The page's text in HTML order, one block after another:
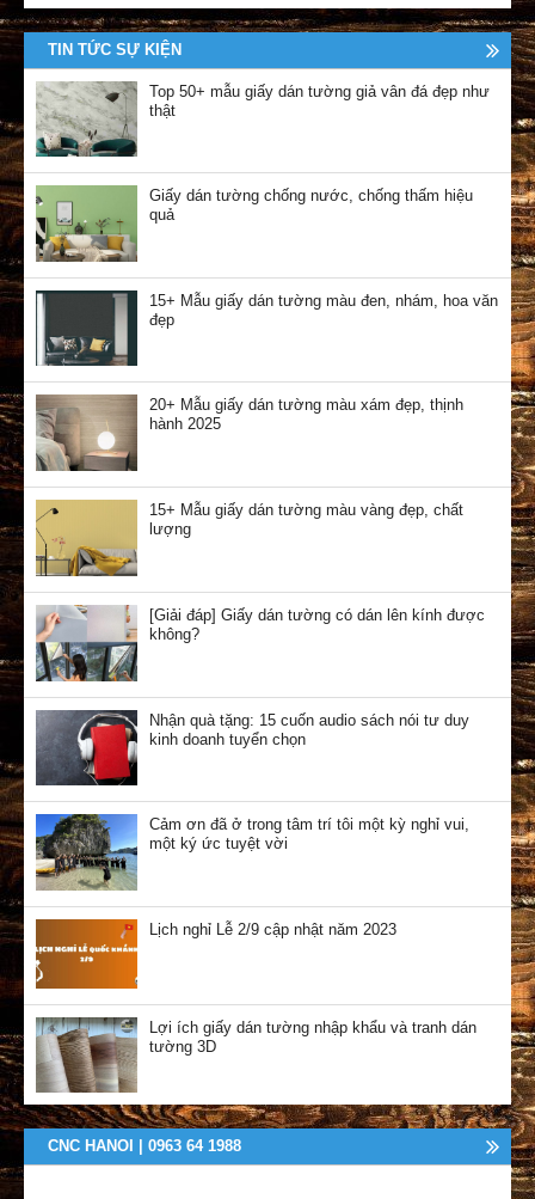
TIN TỨC SỰ KIỆN
Top 50+ mẫu giấy dán tường giả vân đá đẹp như
thật
Giấy dán tường chống nước, chống thấm hiệu
quả
15+ Mẫu giấy dán tường màu đen, nhám, hoa văn
đẹp
20+ Mẫu giấy dán tường màu xám đẹp, thịnh
hành 2025
15+ Mẫu giấy dán tường màu vàng đẹp, chất
lượng
[Giải đáp] Giấy dán tường có dán lên kính được
không?
Nhận quà tặng: 15 cuốn audio sách nói tư duy
kinh doanh tuyển chọn
Cảm ơn đã ở trong tâm trí tôi một kỳ nghỉ vui,
một ký ức tuyệt vời
Lịch nghỉ Lễ 2/9 cập nhật năm 2023
Lợi ích giấy dán tường nhập khẩu và tranh dán
tường 3D
CNC HANOI | 0963 64 1988